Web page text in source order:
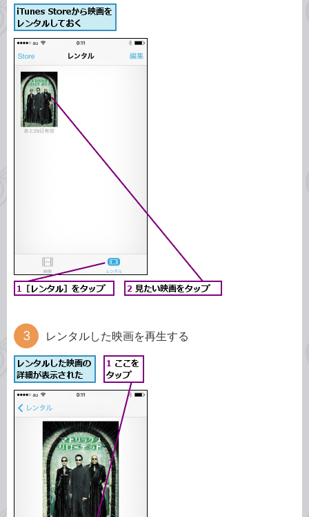
レンタルした映画を再生する